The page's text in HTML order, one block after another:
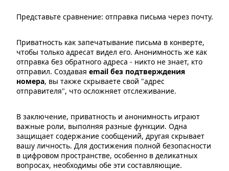
Представьте сравнение: отправка письма через почту.
Приватность как запечатывание письма в конверте,
чтобы только адресат видел его. Анонимность же как
отправка без обратного адреса - никто не знает, кто
отправил. Создавая email без подтверждения
номера, вы также скрываете свой "адрес
отправителя", что осложняет отслеживание.
В заключение, приватность и анонимность играют
важные роли, выполняя разные функции. Одна
защищает содержание сообщений, другая скрывает
вашу личность. Для достижения полной безопасности
в цифровом пространстве, особенно в деликатных
вопросах, необходимы обе эти составляющие.